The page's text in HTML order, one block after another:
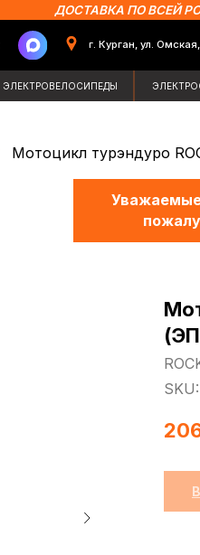
г. Курган, ул. Омская, 163и/3: +7
ДОСТАВКА ПО ВСЕЙ РОССИИ
Мотоцикл турэндуро
SKU: